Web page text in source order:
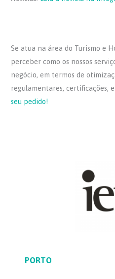
Se atua na área do Turismo e
perceber como os nossos
negócio, em termos de
regulamentares, certificações,
seu pedido!
PORTO